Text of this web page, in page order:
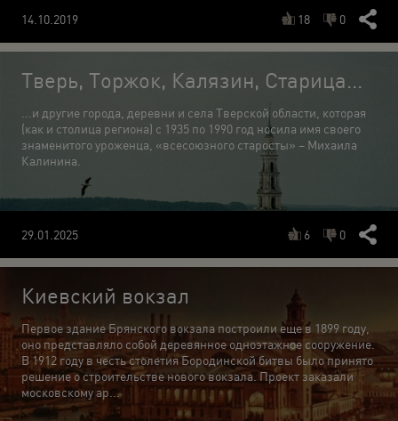
14.10.2019 18 0
Тверь, Торжок, Калязин, Старица...
...и другие города, деревни и села Тверской области, которая
(как и столица региона) с 1935 по 1990 год носила имя своего
знаменитого уроженца, «всесоюзного старосты» – Михаила
Калинина.
29.01.2025 6 0
Киевский вокзал
Первое здание Брянского вокзала построили еще в 1899 году,
оно представляло собой деревянное одноэтажное сооружение.
В 1912 году в честь столетия Бородинской битвы было принято
решение о строительстве нового вокзала. Проект заказали
московскому ар...